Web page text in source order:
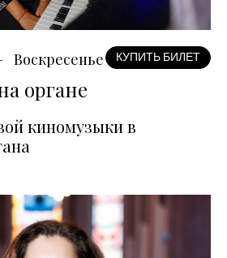
Воскресенье КУПИТЬ БИЛЕТ
органе
киномузыки в